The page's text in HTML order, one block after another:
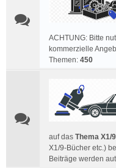
ACHTUNG: Bitte
kommerzielle
Themen: 450
auf das Thema X1/9
X1/9-Bücher etc.)
Beiträge werden